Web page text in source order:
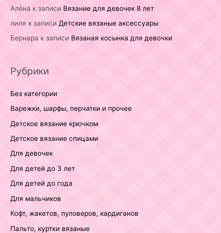
Алёна к записи Вязание для девочек 8 лет
лиля к записи Детские вязаные аксессуары
Бернара к записи Вязаная косынка для девочки
Рубрики
Без категории
Варежки, шарфы, перчатки и прочее
Детское вязание крючком
Детское вязание спицами
Для девочек
Для детей до 3 лет
Для детей до года
Для мальчиков
Кофт, жакетов, пуловеров, кардиганов
Пальто, куртки вязаные